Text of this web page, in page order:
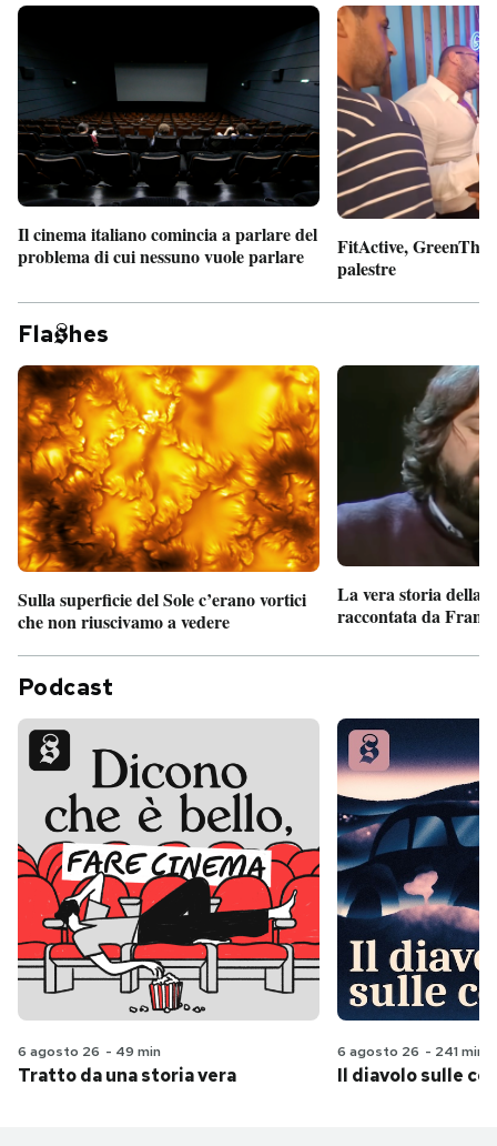
Il cinema italiano comincia a parlare del
problema di cui nessuno vuole parlare
FitActive,
palestre
Fla hes
Sulla superficie del Sole c’erano vortici
che non riuscivamo a vedere
La vera storia della
raccontata da
Podcast
6 agosto 26 - 49 min
Tratto da una storia vera
6 agosto 26 - 241 min
Il diavolo sulle